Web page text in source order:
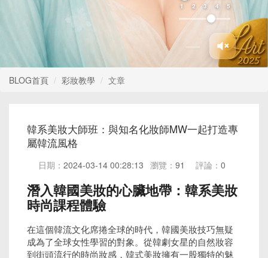
1 2 3 4 5
BLOG首頁 彩妝教學 文章
韓系美妝大師班：與知名化妝師MW一起打造專
屬韓流風格
日期： 2024-03-14 00:28:13 瀏覽： 91 評論： 0
潛入韓國美妝的心臟地帶：韓系美妝
時尚課程體驗
在這個韓流文化席捲全球的時代，韓國美妝技巧無疑
成為了全球女性學習的對象。從韓劇女星的自然妝容
到街頭流行的時尚妝感，韓式美妝擁有一股獨特的魅